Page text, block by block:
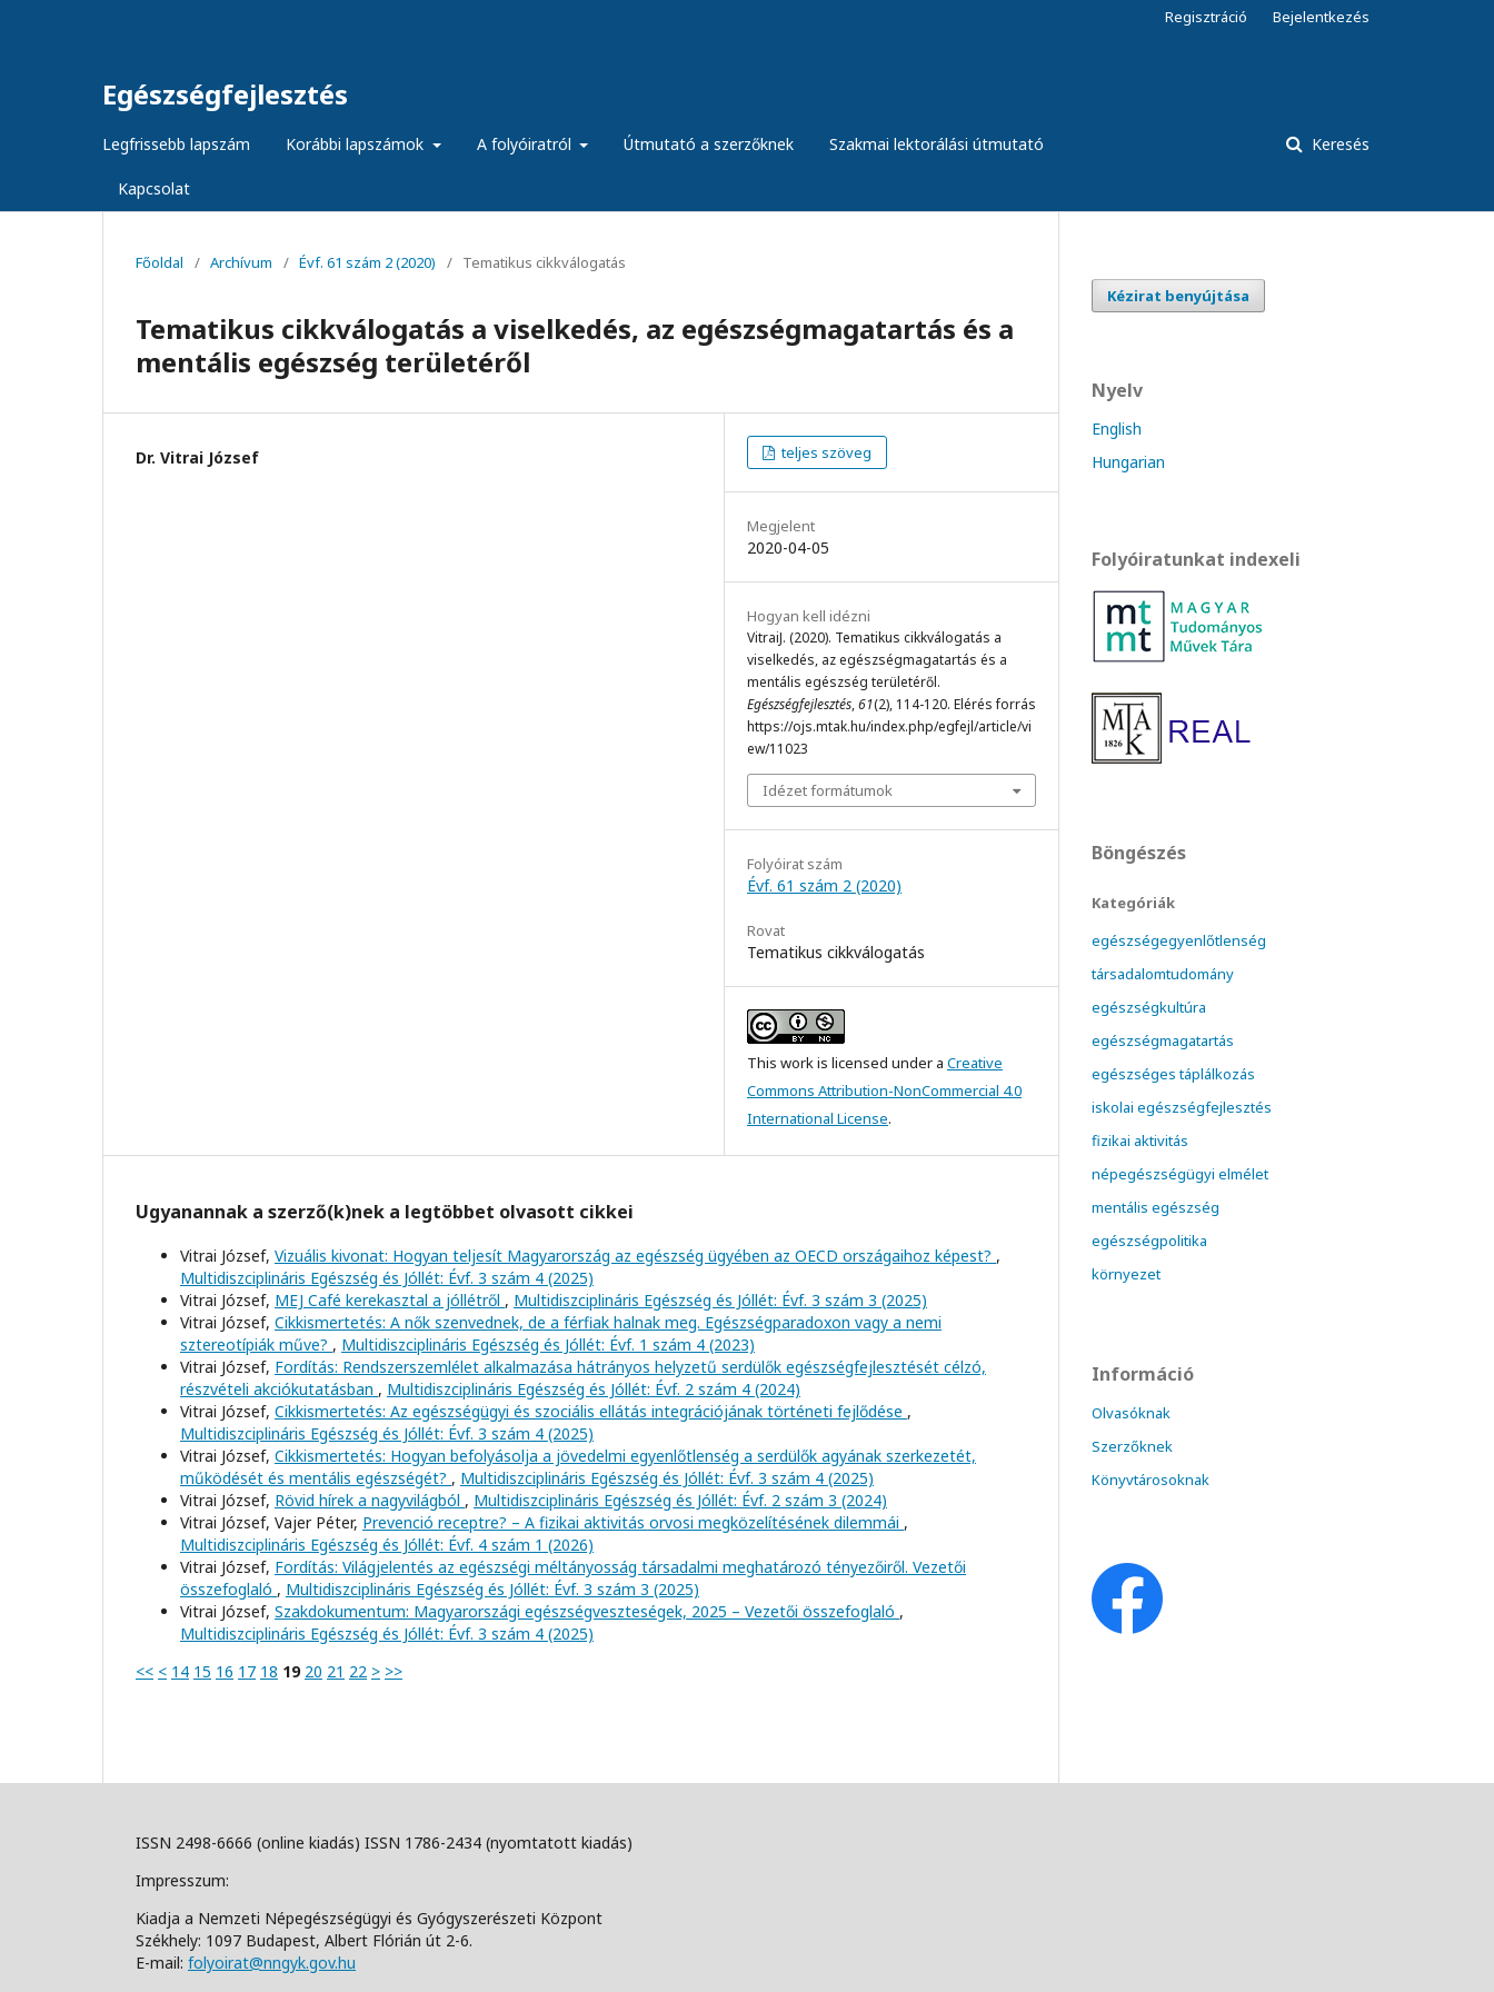
Egészségfejlesztés
Legfrissebb lapszám Korábbi lapszámok A folyóiratról Útmutató a szerzőknek Szakmai lektorálási útmutató
Kapcsolat
Keresés
Regisztráció Bejelentkezés
Főoldal / Archívum / Évf. 61 szám 2 (2020) / Tematikus cikkválogatás
Tematikus cikkválogatás a viselkedés, az egészségmagatartás és a
mentális egészség területéről
Dr. Vitrai József teljes szöveg
Megjelent
2020-04-05
Hogyan kell idézni
VitraiJ. (2020). Tematikus cikkválogatás a
viselkedés, az egészségmagatartás és a
mentális egészség területéről.
Egészségfejlesztés,61(2), 114-120. Elérés forrás
https://ojs.mtak.hu/index.php/egfejl/article/vi
ew/11023
Idézet formátumok
Folyóirat szám
Évf. 61 szám 2 (2020)
Rovat
Tematikus cikkválogatás
This work is licensed under a Creative
Commons Attribution-NonCommercial 4.0
International License.
Ugyanannak a szerző(k)nek a legtöbbet olvasott cikkei
Vitrai József, Vizuális kivonat: Hogyan teljesít Magyarország az egészség ügyében az OECD országaihoz képest? ,
Multidiszciplináris Egészség és Jóllét: Évf. 3 szám 4 (2025)
Vitrai József, MEJ Café kerekasztal a jóllétről , Multidiszciplináris Egészség és Jóllét: Évf. 3 szám 3 (2025)
Vitrai József, Cikkismertetés: A nők szenvednek, de a férfiak halnak meg. Egészségparadoxon vagy a nemi
sztereotípiák műve? , Multidiszciplináris Egészség és Jóllét: Évf. 1 szám 4 (2023)
Vitrai József, Fordítás: Rendszerszemlélet alkalmazása hátrányos helyzetű serdülők egészségfejlesztését célzó,
részvételi akciókutatásban , Multidiszciplináris Egészség és Jóllét: Évf. 2 szám 4 (2024)
Vitrai József, Cikkismertetés: Az egészségügyi és szociális ellátás integrációjának történeti fejlődése ,
Multidiszciplináris Egészség és Jóllét: Évf. 3 szám 4 (2025)
Vitrai József, Cikkismertetés: Hogyan befolyásolja a jövedelmi egyenlőtlenség a serdülők agyának szerkezetét,
működését és mentális egészségét? , Multidiszciplináris Egészség és Jóllét: Évf. 3 szám 4 (2025)
Vitrai József, Rövid hírek a nagyvilágból , Multidiszciplináris Egészség és Jóllét: Évf. 2 szám 3 (2024)
Vitrai József, Vajer Péter, Prevenció receptre? – A fizikai aktivitás orvosi megközelítésének dilemmái ,
Multidiszciplináris Egészség és Jóllét: Évf. 4 szám 1 (2026)
Vitrai József, Fordítás: Világjelentés az egészségi méltányosság társadalmi meghatározó tényezőiről. Vezetői
összefoglaló , Multidiszciplináris Egészség és Jóllét: Évf. 3 szám 3 (2025)
Vitrai József, Szakdokumentum: Magyarországi egészségveszteségek, 2025 – Vezetői összefoglaló ,
Multidiszciplináris Egészség és Jóllét: Évf. 3 szám 4 (2025)
<< < 14 15 16 17 18 19 20 21 22 > >>
Kézirat benyújtása
Nyelv
English
Hungarian
Folyóiratunkat indexeli
Böngészés
Kategóriák
egészségegyenlőtlenség
társadalomtudomány
egészségkultúra
egészségmagatartás
egészséges táplálkozás
iskolai egészségfejlesztés
fizikai aktivitás
népegészségügyi elmélet
mentális egészség
egészségpolitika
környezet
Információ
Olvasóknak
Szerzőknek
Könyvtárosoknak
ISSN 2498-6666 (online kiadás) ISSN 1786-2434 (nyomtatott kiadás)
Impresszum:
Kiadja a Nemzeti Népegészségügyi és Gyógyszerészeti Központ
Székhely: 1097 Budapest, Albert Flórián út 2-6.
E-mail: folyoirat@nngyk.gov.hu